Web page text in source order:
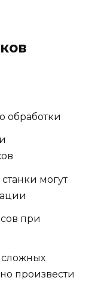
обработки
могут
при
сложных
произвести